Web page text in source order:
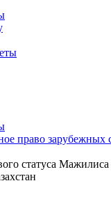
право зарубежных
статуса